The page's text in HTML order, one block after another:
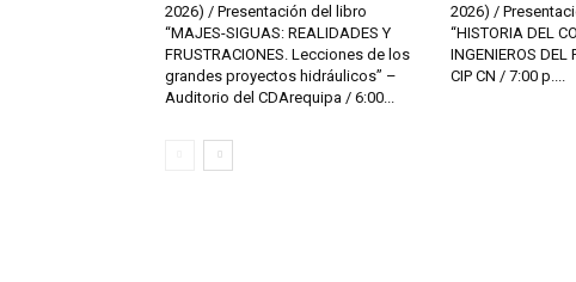
2026) / Presentación del libro
“MAJES-SIGUAS: REALIDADES Y
FRUSTRACIONES. Lecciones de los
grandes proyectos hidráulicos” –
Auditorio del CDArequipa / 6:00...
2026) /
“HISTORIA DEL
INGENIEROS
CIP CN / 7:00 p....